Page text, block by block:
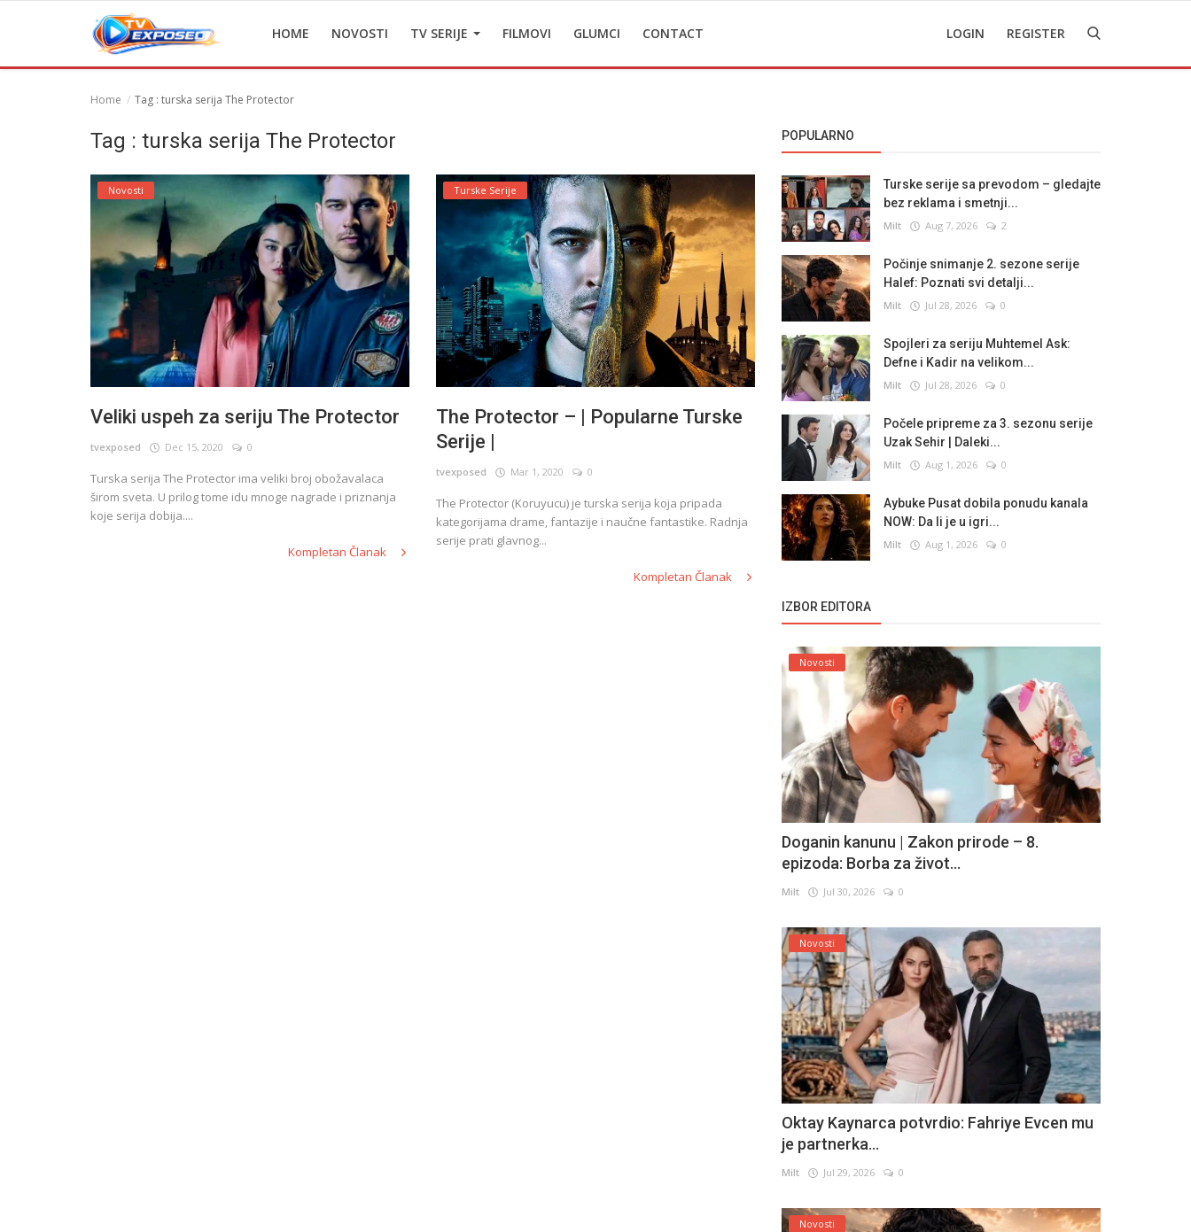
HOME NOVOSTI TV SERIJE FILMOVI GLUMCI CONTACT LOGIN REGISTER
Home Tag : turska serija The Protector
Tag : turska serija The Protector
Novosti
Veliki uspeh za seriju The Protector
tvexposed Dec 15, 2020 0
Turska serija The Protector ima veliki broj obožavalaca
širom sveta. U prilog tome idu mnoge nagrade i priznanja
koje serija dobija....
Kompletan Članak
Turske Serije
The Protector – | Popularne Turske
Serije |
tvexposed Mar 1, 2020 0
The Protector (Koruyucu) je turska serija koja pripada
kategorijama drame, fantazije i naučne fantastike. Radnja
serije prati glavnog...
Kompletan Članak
POPULARNO
Turske serije sa prevodom – gledajte
bez reklama i smetnji...
Milt Aug 7, 2026 2
Počinje snimanje 2. sezone serije
Halef: Poznati svi detalji...
Milt Jul 28, 2026 0
Spojleri za seriju Muhtemel Ask:
Defne i Kadir na velikom...
Milt Jul 28, 2026 0
Počele pripreme za 3. sezonu serije
Uzak Sehir | Daleki...
Milt Aug 1, 2026 0
Aybuke Pusat dobila ponudu kanala
NOW: Da li je u igri...
Milt Aug 1, 2026 0
IZBOR EDITORA
Novosti
Doganin kanunu | Zakon prirode – 8.
epizoda: Borba za život...
Milt Jul 30, 2026 0
Novosti
Oktay Kaynarca potvrdio: Fahriye Evcen mu
je partnerka...
Milt Jul 29, 2026 0
Novosti